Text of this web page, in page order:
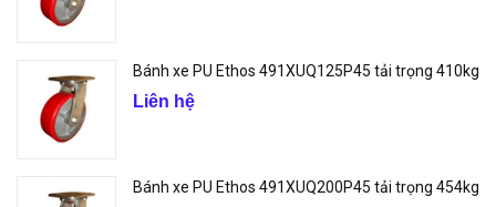
Bánh xe PU Ethos 491XUQ125P45 tải trọng 410kg
Liên hệ
Bánh xe PU Ethos 491XUQ200P45 tải trọng 454kg